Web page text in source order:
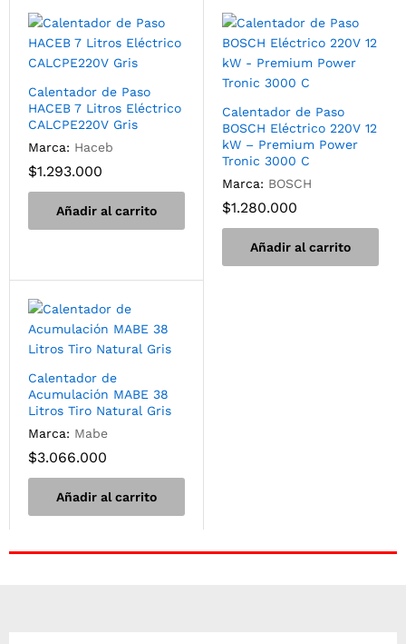
Calentador de Paso
HACEB 7 Litros Eléctrico
CALCPE220V Gris
Marca: Haceb
$1.293.000
Añadir al carrito
Calentador de Paso
BOSCH Eléctrico 220V 12
kW – Premium Power
Tronic 3000 C
Marca: BOSCH
$1.280.000
Añadir al carrito
Calentador de
Acumulación MABE 38
Litros Tiro Natural Gris
Marca: Mabe
$3.066.000
Añadir al carrito